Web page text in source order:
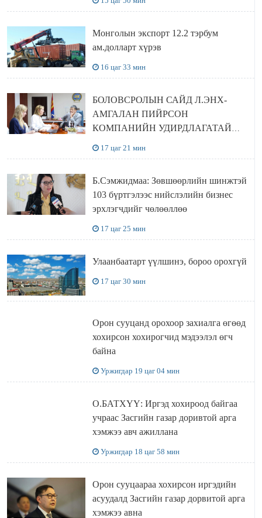
Монголын экспорт 12.2 тэрбум
ам.долларт хүрэв
16 цаг 33 мин
БОЛОВСРОЛЫН САЙД Л.ЭНХ-
АМГАЛАН ПИЙРСОН
КОМПАНИЙН УДИРДЛАГАТАЙ
17 цаг 21 мин
Б.Сэмжидмаа: Зөвшөөрлийн шинжтэй
103 бүртгэлээс нийслэлийн бизнес
эрхлэгчдийг чөлөөллөө
17 цаг 25 мин
Улаанбаатарт үүлшинэ, бороо орохгүй
17 цаг 30 мин
Орон сууцанд орохоор захиалга өгөөд
хохирсон хохирогчид мэдээлэл өгч
байна
Уржигдар 19 цаг 04 мин
О.БАТХҮҮ: Иргэд хохироод байгаа
учраас Засгийн газар доривтой арга
хэмжээ авч ажиллана
Уржигдар 18 цаг 58 мин
Орон сууцаараа хохирсон иргэдийн
асуудалд Засгийн газар дорвитой арга
хэмжээ авна